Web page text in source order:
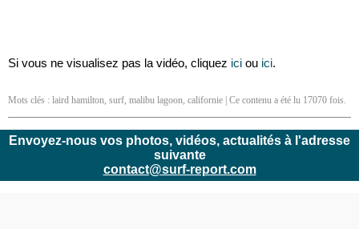
Si vous ne visualisez pas la vidéo, cliquez ici ou ici.
Mots clés : laird hamilton, surf, malibu lagoon, californie | Ce contenu a été lu 17070 fois.
Envoyez-nous vos photos, vidéos, actualités à l'adresse
suivante
contact@surf-report.com